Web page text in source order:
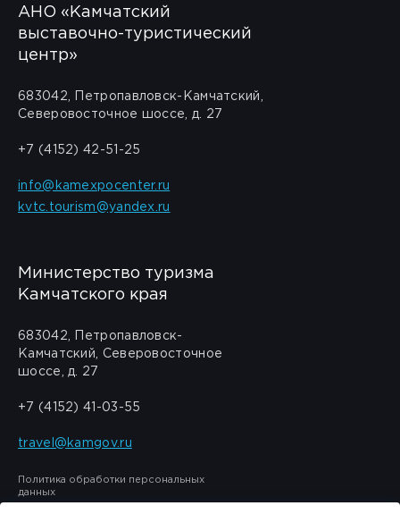
АНО «Камчатский
выставочно-туристический
центр»
683042, Петропавловск-Камчатский,
Северовосточное шоссе, д. 27
+7 (4152) 42-51-25
info@kamexpocenter.ru
kvtc.tourism@yandex.ru
Министерство туризма
Камчатского края
683042, Петропавловск-
Камчатский, Северовосточное
шоссе, д. 27
+7 (4152) 41-03-55
travel@kamgov.ru
Политика обработки персональных
данных